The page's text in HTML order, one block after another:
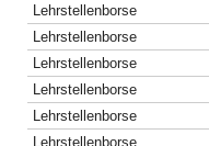
Lehrstellenborse
Lehrstellenborse
Lehrstellenborse
Lehrstellenborse
Lehrstellenborse
Lehrstellenborse